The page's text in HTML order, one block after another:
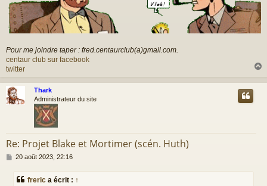
Pour me joindre taper : fred.centaurclub(a)gmail.com.
centaur club sur facebook
twitter
u
Thark
Administrateur du site
Re: Projet Blake et Mortimer (scén. Huth)
M
s
20 août 2023, 22:16
freric a écrit : ↑